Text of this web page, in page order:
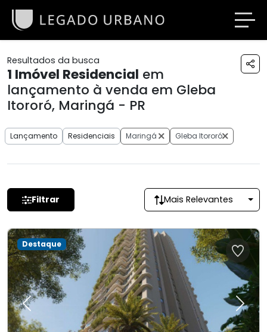
Resultados da busca
1 Imóvel Residencial em
lançamento à venda em Gleba
Itororó, Maringá - PR
Lançamento Residenciais Maringá Gleba Itororó
Filtrar Mais Relevantes
Previous Next
Destaque